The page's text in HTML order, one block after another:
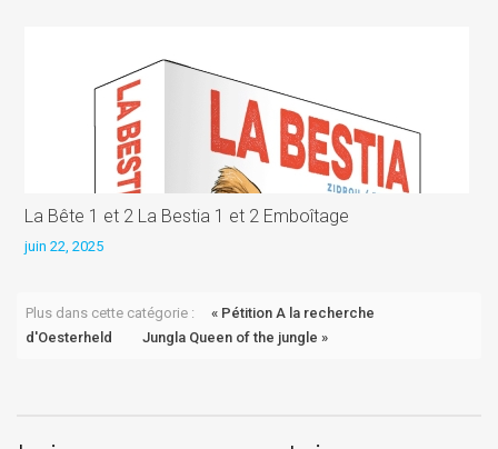
La Bête 1 et 2 La Bestia 1 et 2 Emboîtage
juin 22, 2025
Plus dans cette catégorie :
« Pétition A la recherche
d'Oesterheld
Jungla Queen of the jungle »